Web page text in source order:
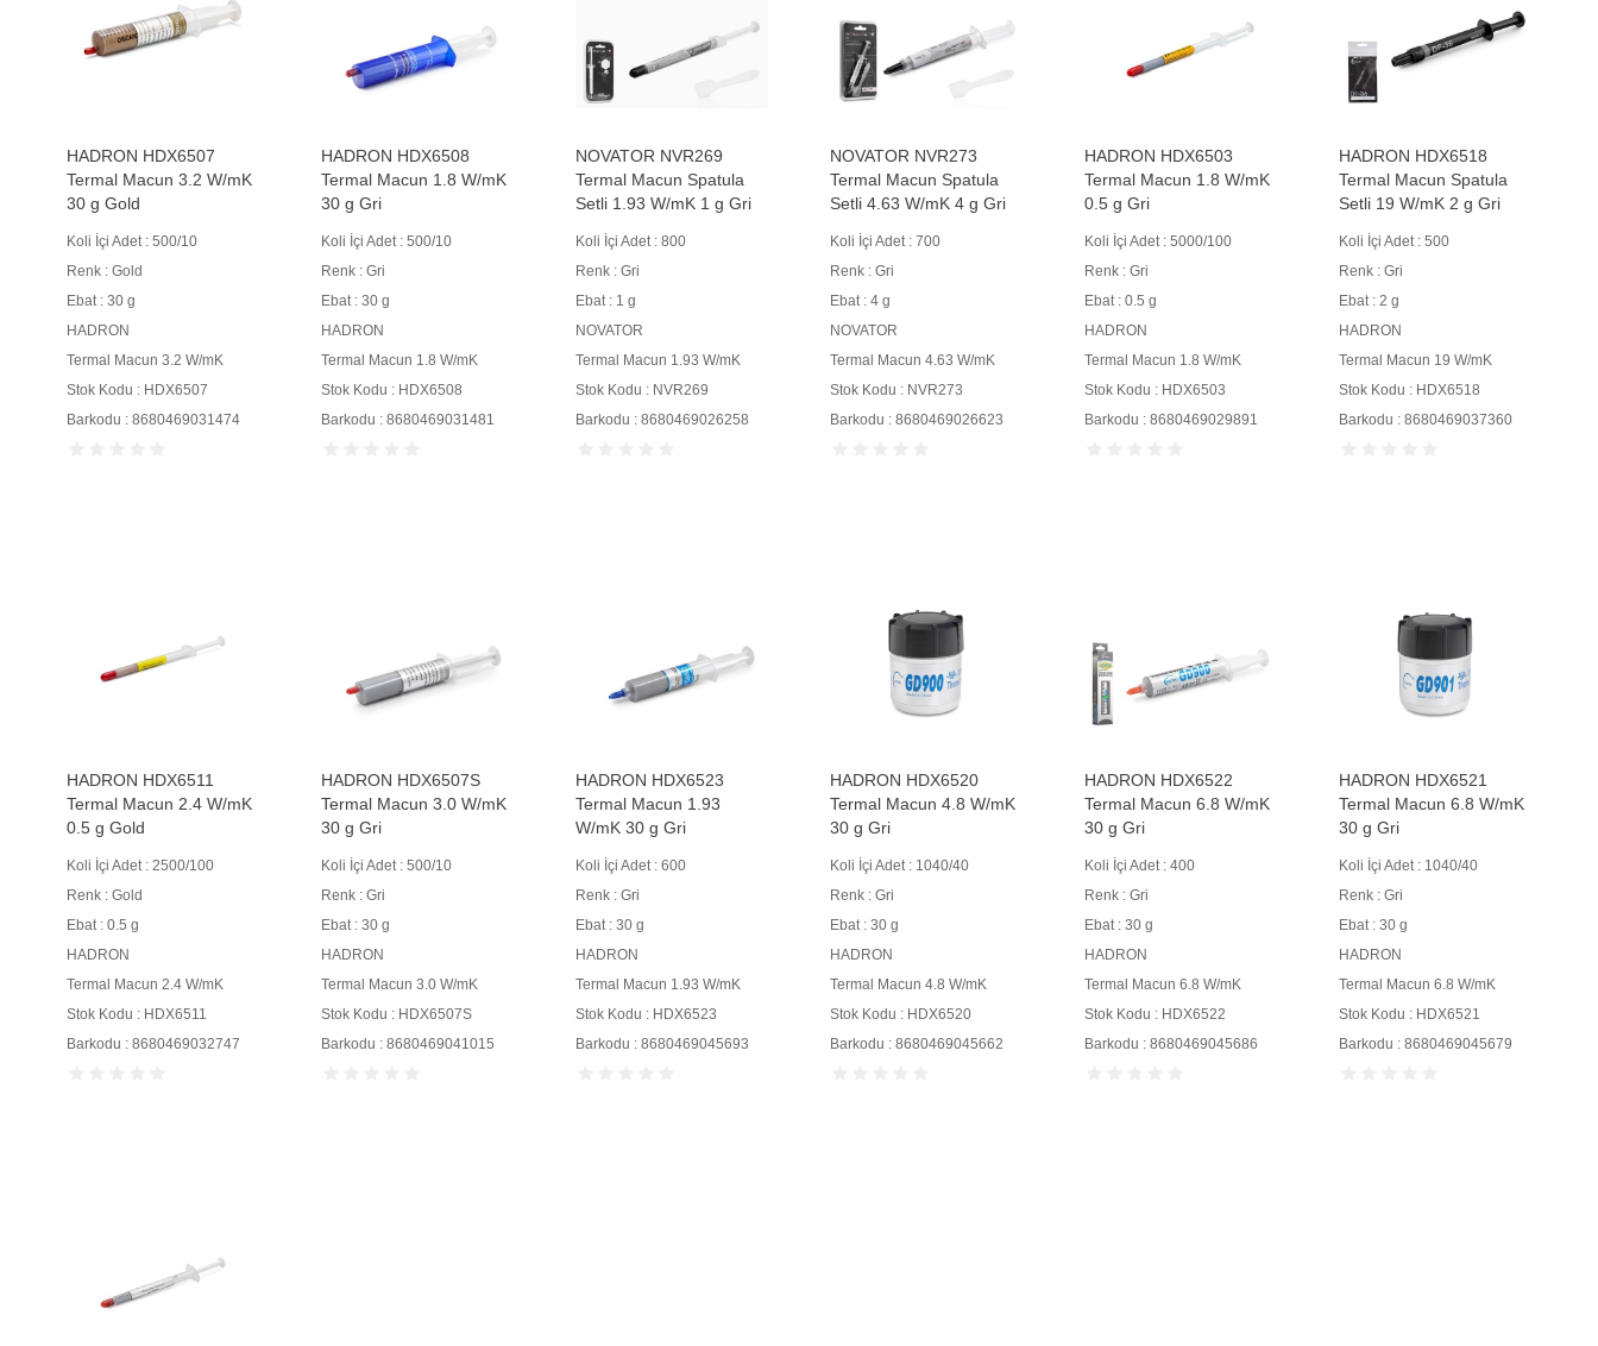
HADRON HDX6507
Termal Macun 3.2 W/mK
30 g Gold
Koli İçi Adet : 500/10
Renk : Gold
Ebat : 30 g
HADRON
Termal Macun 3.2 W/mK
Stok Kodu : HDX6507
Barkodu : 8680469031474
HADRON HDX6508
Termal Macun 1.8 W/mK
30 g Gri
Koli İçi Adet : 500/10
Renk : Gri
Ebat : 30 g
HADRON
Termal Macun 1.8 W/mK
Stok Kodu : HDX6508
Barkodu : 8680469031481
NOVATOR NVR269
Termal Macun Spatula
Setli 1.93 W/mK 1 g Gri
Koli İçi Adet : 800
Renk : Gri
Ebat : 1 g
NOVATOR
Termal Macun 1.93 W/mK
Stok Kodu : NVR269
Barkodu : 8680469026258
NOVATOR NVR273
Termal Macun Spatula
Setli 4.63 W/mK 4 g Gri
Koli İçi Adet : 700
Renk : Gri
Ebat : 4 g
NOVATOR
Termal Macun 4.63 W/mK
Stok Kodu : NVR273
Barkodu : 8680469026623
HADRON HDX6503
Termal Macun 1.8 W/mK
0.5 g Gri
Koli İçi Adet : 5000/100
Renk : Gri
Ebat : 0.5 g
HADRON
Termal Macun 1.8 W/mK
Stok Kodu : HDX6503
Barkodu : 8680469029891
HADRON HDX6518
Termal Macun Spatula
Setli 19 W/mK 2 g Gri
Koli İçi Adet : 500
Renk : Gri
Ebat : 2 g
HADRON
Termal Macun 19 W/mK
Stok Kodu : HDX6518
Barkodu : 8680469037360
HADRON HDX6511
Termal Macun 2.4 W/mK
0.5 g Gold
Koli İçi Adet : 2500/100
Renk : Gold
Ebat : 0.5 g
HADRON
Termal Macun 2.4 W/mK
Stok Kodu : HDX6511
Barkodu : 8680469032747
HADRON HDX6507S
Termal Macun 3.0 W/mK
30 g Gri
Koli İçi Adet : 500/10
Renk : Gri
Ebat : 30 g
HADRON
Termal Macun 3.0 W/mK
Stok Kodu : HDX6507S
Barkodu : 8680469041015
HADRON HDX6523
Termal Macun 1.93
W/mK 30 g Gri
Koli İçi Adet : 600
Renk : Gri
Ebat : 30 g
HADRON
Termal Macun 1.93 W/mK
Stok Kodu : HDX6523
Barkodu : 8680469045693
HADRON HDX6520
Termal Macun 4.8 W/mK
30 g Gri
Koli İçi Adet : 1040/40
Renk : Gri
Ebat : 30 g
HADRON
Termal Macun 4.8 W/mK
Stok Kodu : HDX6520
Barkodu : 8680469045662
HADRON HDX6522
Termal Macun 6.8 W/mK
30 g Gri
Koli İçi Adet : 400
Renk : Gri
Ebat : 30 g
HADRON
Termal Macun 6.8 W/mK
Stok Kodu : HDX6522
Barkodu : 8680469045686
HADRON HDX6521
Termal Macun 6.8 W/mK
30 g Gri
Koli İçi Adet : 1040/40
Renk : Gri
Ebat : 30 g
HADRON
Termal Macun 6.8 W/mK
Stok Kodu : HDX6521
Barkodu : 8680469045679